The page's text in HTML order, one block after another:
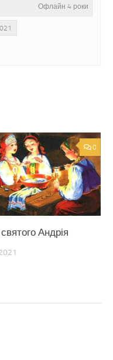
Офлайн 4 роки
0
Андрія